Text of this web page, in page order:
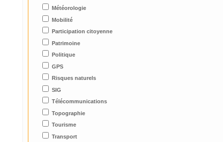
Météorologie
Mobilité
Participation citoyenne
Patrimoine
Politique
GPS
Risques naturels
SIG
Télécommunications
Topographie
Tourisme
Transport